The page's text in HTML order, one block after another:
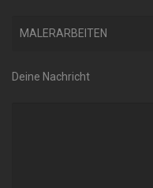
Deine Nachricht